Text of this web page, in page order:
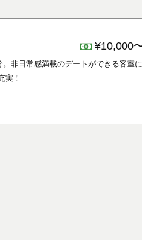
¥10,000
非日常感満載のデートができる客室
実！